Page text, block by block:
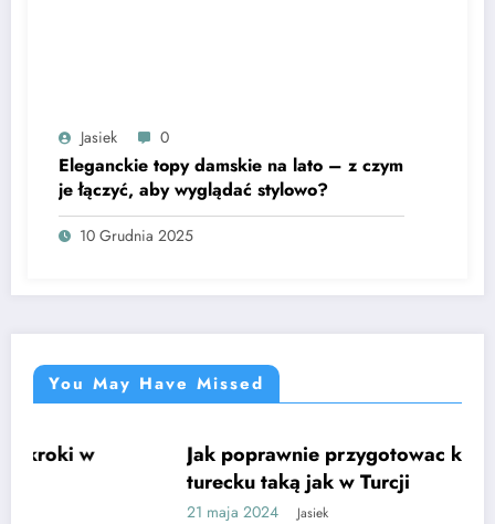
Jasiek 0
Eleganckie topy damskie na lato – z czym
je łączyć, aby wyglądać stylowo?
10 Grudnia 2025
You May Have Missed
Jak poprawnie przygotowac kawę po
turecku taką jak w Turcji
Jasiek